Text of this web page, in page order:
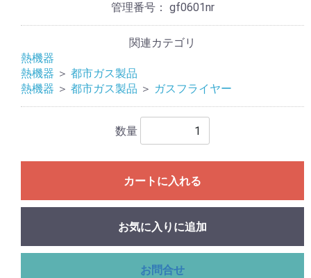
管理番号： gf0601nr
関連カテゴリ
熱機器
熱機器 ＞ 都市ガス製品
熱機器 ＞ 都市ガス製品 ＞ ガスフライヤー
数量
カートに入れる
お気に入りに追加
お問合せ